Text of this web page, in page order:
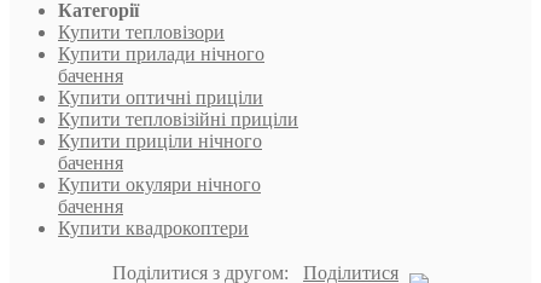
Категорії
Купити тепловізори
Купити прилади нічного
бачення
Купити оптичні приціли
Купити тепловізійні приціли
Купити приціли нічного
бачення
Купити окуляри нічного
бачення
Купити квадрокоптери
Поділитися з другом: Поділитися